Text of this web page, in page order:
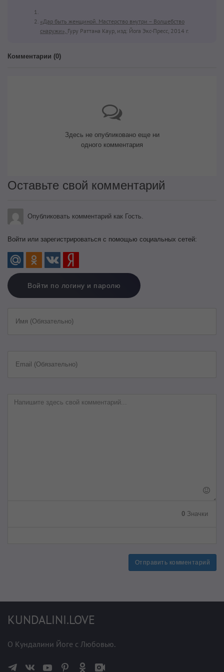
«Дар быть женщиной. Мастерство внутри – Волшебство
снаружи», Гуру Раттана Каур, изд: Йога Экс-Пресс, 2014 г.
Комментарии (0)
Здесь не опубликовано еще ни
одного комментария
Оставьте свой комментарий
Опубликовать комментарий как Гость.
Войти или зарегистрироваться с помощью социальных сетей:
Войти по логину и паролю
Имя (Обязательно)
Email (Обязательно)
0 Значки
Отправить комментарий
KUNDALINI.LOVE
О Кундалини Йоге с Любовью.